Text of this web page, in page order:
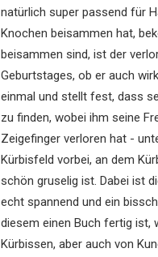
natürlich super passend für
Knochen beisammen hat,
beisammen sind, ist der
Geburtstages, ob er auch
einmal und stellt fest, dass
zu finden, wobei ihm seine
Zeigefinger verloren hat -
Kürbisfeld vorbei, an dem
schön gruselig ist. Dabei ist
echt spannend und ein
diesem einen Buch fertig ist,
Kürbissen, aber auch von